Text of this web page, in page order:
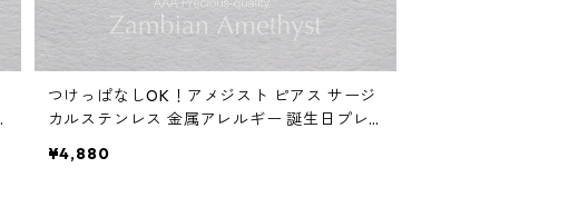
つけっぱなしOK！アメジスト ピアス サージ
カルステンレス 金属アレルギー 誕生日プレ
ー
¥4,880